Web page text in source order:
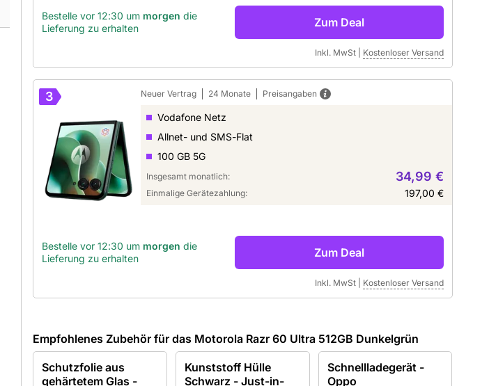
Bestelle vor 12:30 um morgen die
Lieferung zu erhalten
Zum Deal
Inkl. MwSt Kostenloser Versand
3 Neuer Vertrag 24 Monate Preisangaben
Vodafone Netz
Allnet- und SMS-Flat
100 GB 5G
Insgesamt monatlich: 34,99 €
Einmalige Gerätezahlung: 197,00 €
Bestelle vor 12:30 um morgen die
Lieferung zu erhalten
Zum Deal
Inkl. MwSt Kostenloser Versand
Empfohlenes Zubehör für das Motorola Razr 60 Ultra 512GB Dunkelgrün
Schutzfolie aus
gehärtetem Glas -
Kunststoff Hülle
Schwarz - Just-in-
Schnellladegerät -
Oppo